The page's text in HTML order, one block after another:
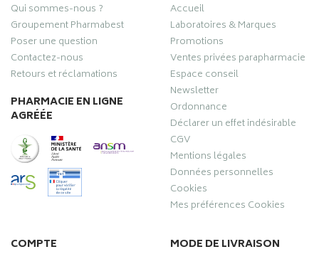
Qui sommes-nous ?
Groupement Pharmabest
Poser une question
Contactez-nous
Retours et réclamations
PHARMACIE EN LIGNE
AGRÉÉE
Accueil
Laboratoires & Marques
Promotions
Ventes privées parapharmacie
Espace conseil
Newsletter
Ordonnance
Déclarer un effet indésirable
CGV
Mentions légales
Données personnelles
Cookies
Mes préférences Cookies
COMPTE MODE DE LIVRAISON